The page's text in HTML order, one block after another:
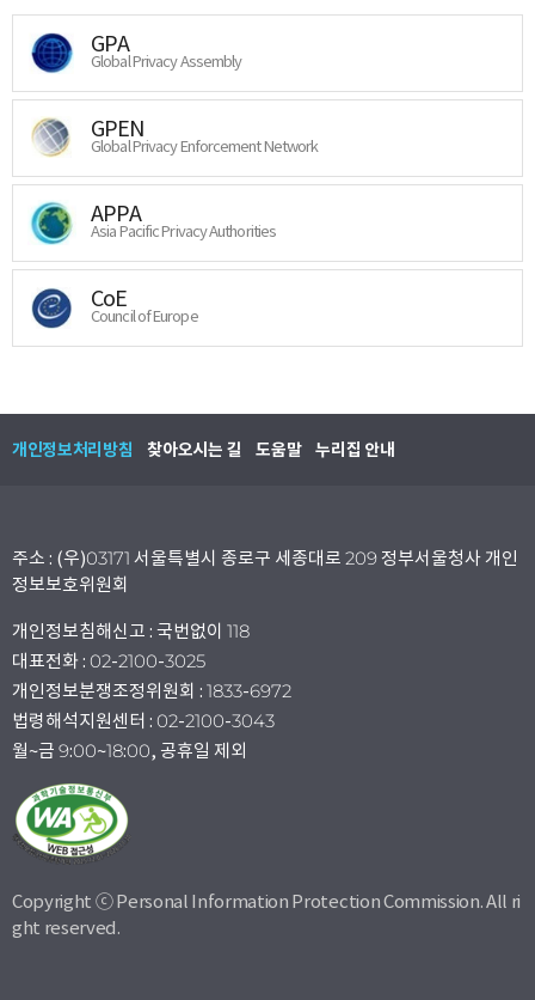
GPA
Global Privacy Assembly
GPEN
Global Privacy Enforcement Network
APPA
Asia Pacific Privacy Authorities
CoE
Council of Europe
개인정보처리방침 찾아오시는 길 도움말 누리집 안내
주소 : (우)03171 서울특별시 종로구 세종대로 209 정부서울청사 개인
정보보호위원회
개인정보침해신고 : 국번없이 118
대표전화 : 02-2100-3025
개인정보분쟁조정위원회 : 1833-6972
법령해석지원센터 : 02-2100-3043
월~금 9:00~18:00, 공휴일 제외
Copyright ⓒ Personal Information Protection Commission. All ri
ght reserved.